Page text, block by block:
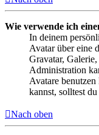
Wie verwende ich
In deinem
Avatar über eine
Gravatar,
Administration
Avatare
kannst, solltest
Nach oben